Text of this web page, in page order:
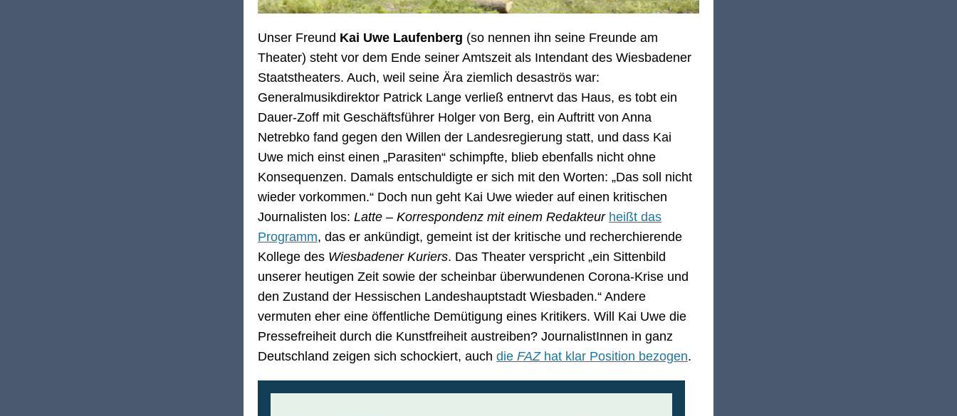
Unser Freund Kai Uwe Laufenberg (so nennen ihn seine Freunde am
Theater) steht vor dem Ende seiner Amtszeit als Intendant des Wiesbadener
Staatstheaters. Auch, weil seine Ära ziemlich desaströs war:
Generalmusikdirektor Patrick Lange verließ entnervt das Haus, es tobt ein
Dauer-Zoff mit Geschäftsführer Holger von Berg, ein Auftritt von Anna
Netrebko fand gegen den Willen der Landesregierung statt, und dass Kai
Uwe mich einst einen „Parasiten“ schimpfte, blieb ebenfalls nicht ohne
Konsequenzen. Damals entschuldigte er sich mit den Worten: „Das soll nicht
wieder vorkommen.“ Doch nun geht Kai Uwe wieder auf einen kritischen
Journalisten los: Latte – Korrespondenz mit einem Redakteur heißt das
Programm, das er ankündigt, gemeint ist der kritische und recherchierende
Kollege des Wiesbadener Kuriers. Das Theater verspricht „ein Sittenbild
unserer heutigen Zeit sowie der scheinbar überwundenen Corona-Krise und
den Zustand der Hessischen Landeshauptstadt Wiesbaden.“ Andere
vermuten eher eine öffentliche Demütigung eines Kritikers. Will Kai Uwe die
Pressefreiheit durch die Kunstfreiheit austreiben? JournalistInnen in ganz
Deutschland zeigen sich schockiert, auch die FAZhat klar Position bezogen.